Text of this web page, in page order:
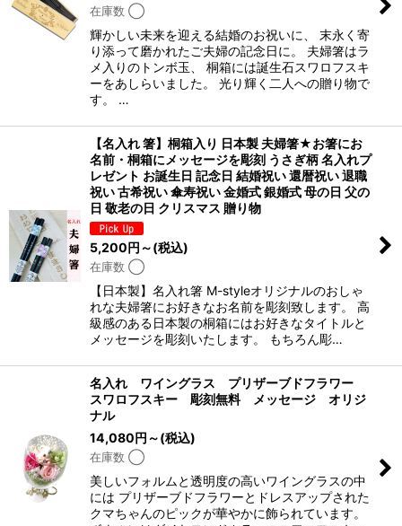
在庫数 ◯
輝かしい未来を迎える結婚のお祝いに、 末永く寄
り添って磨かれたご夫婦の記念日に。 夫婦箸はラ
メ入りのトンボ玉、 桐箱には誕生石スワロフスキ
ーをあしらいました。 光り輝く二人への贈り物で
す。 …
【名入れ 箸】桐箱入り 日本製 夫婦箸★お箸にお
名前・桐箱にメッセージを彫刻 うさぎ柄 名入れプ
レゼント お誕生日 記念日 結婚祝い 還暦祝い 退職
祝い 古希祝い 傘寿祝い 金婚式 銀婚式 母の日 父の
日 敬老の日 クリスマス 贈り物
5,200円 ～(税込)
在庫数 ◯
【日本製】名入れ箸 M-styleオリジナルのおしゃ
れな夫婦箸にお好きなお名前を彫刻致します。 高
級感のある日本製の桐箱にはお好きなタイトルと
メッセージを彫刻いたします。 もちろん彫…
名入れ ワイングラス プリザーブドフラワー
スワロフスキー 彫刻無料 メッセージ オリジ
ナル
14,080円 ～(税込)
在庫数 ◯
美しいフォルムと透明度の高いワイングラスの中
には プリザーブドフラワーとドレスアップされた
クマちゃんのピックが華やかに飾られています。